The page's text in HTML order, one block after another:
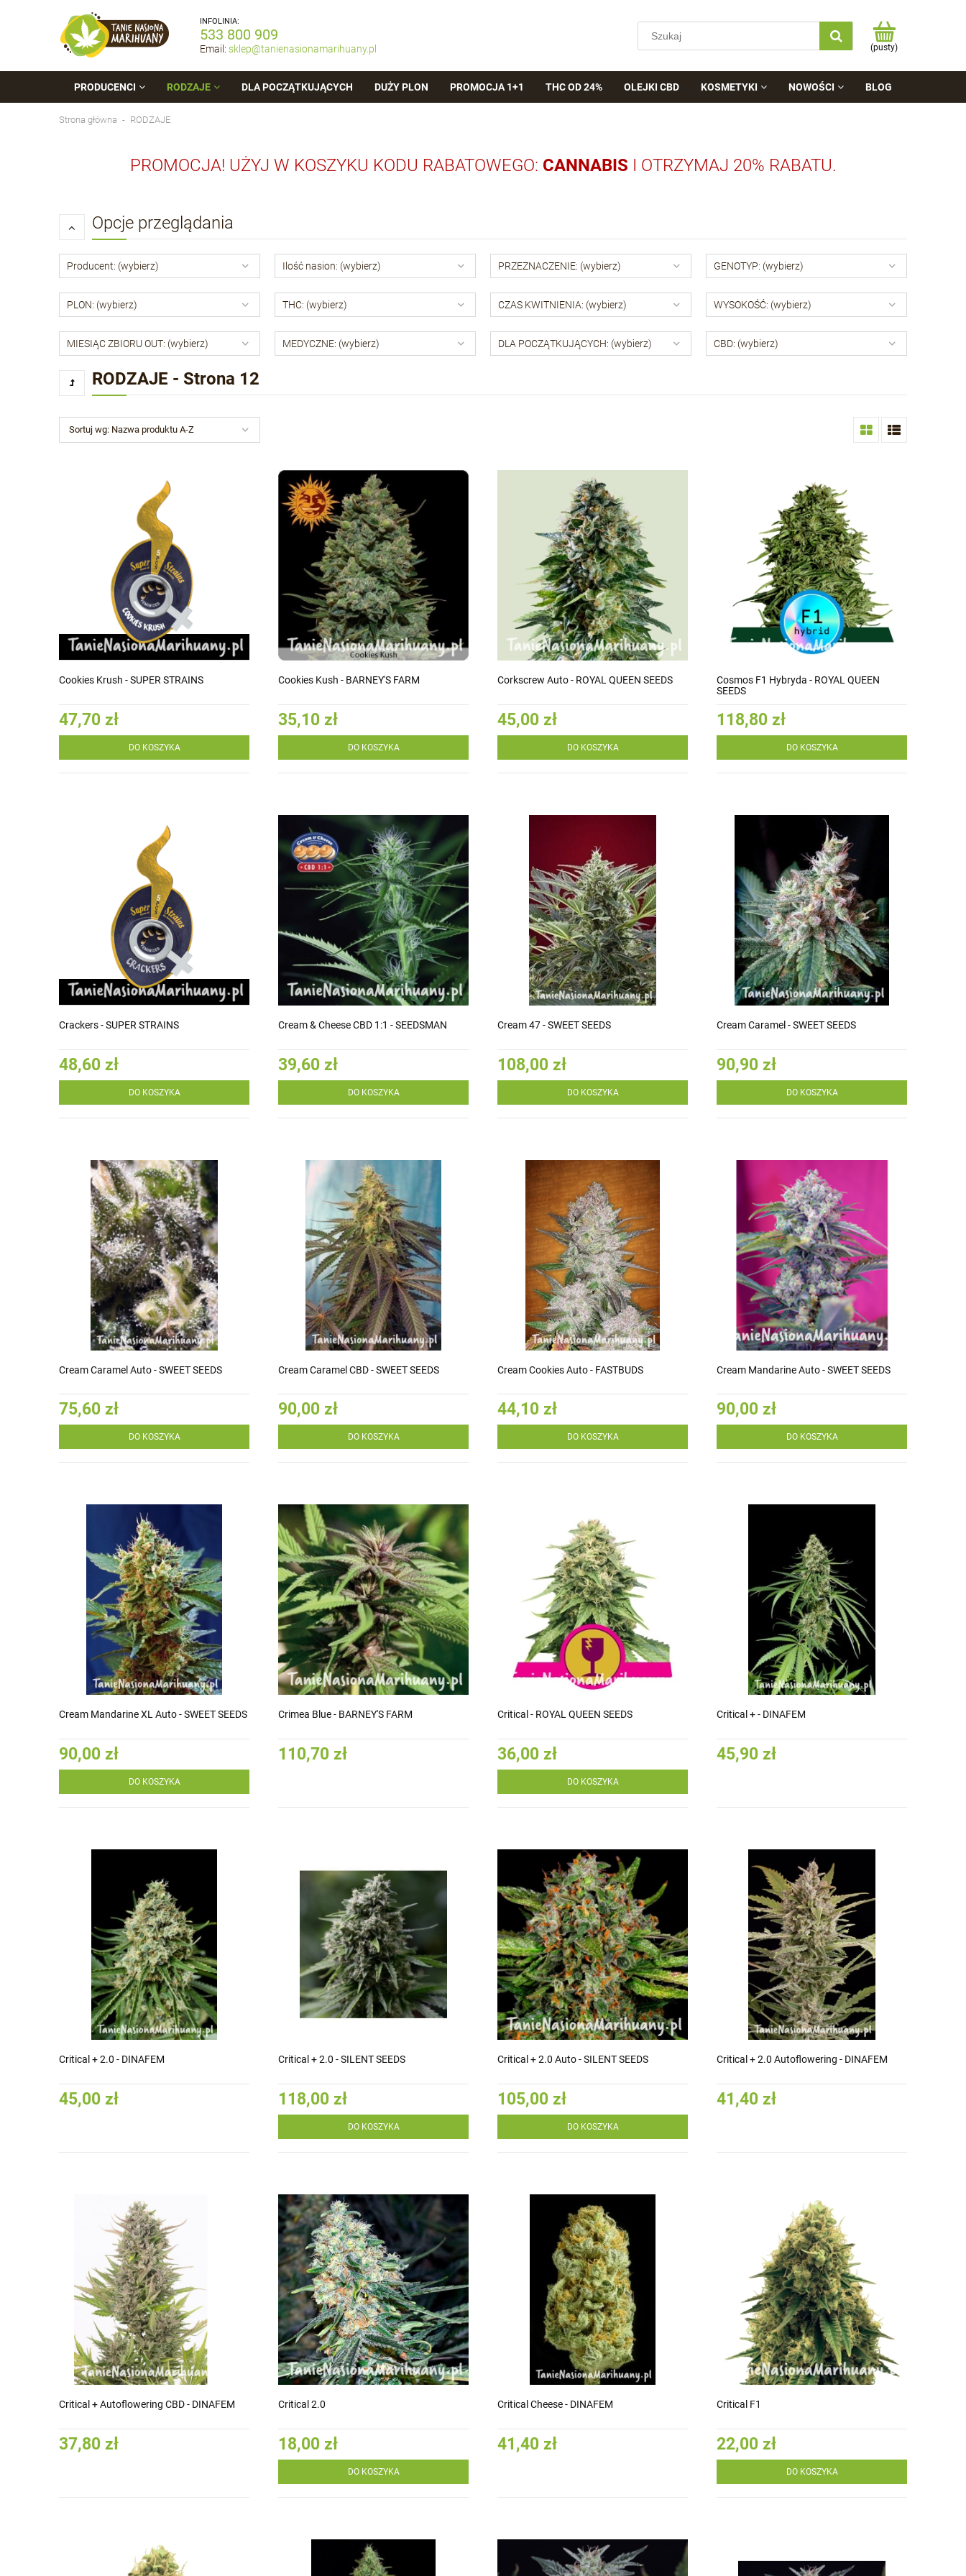
INFOLINIA:
533 800 909
Email: sklep@tanienasionamarihuany.pl (pusty)
PRODUCENCI RODZAJE DLA POCZĄTKUJĄCYCH DUŻY PLON PROMOCJA 1+1 THC OD 24% OLEJKI CBD KOSMETYKI NOWOŚCI BLOG
Strona główna RODZAJE
PROMOCJA! UŻYJ W KOSZYKU KODU RABATOWEGO: CANNABIS I OTRZYMAJ 20% RABATU.
Opcje przeglądania
Producent: (wybierz) Ilość nasion: (wybierz) PRZEZNACZENIE: (wybierz) GENOTYP: (wybierz)
PLON: (wybierz) THC: (wybierz) CZAS KWITNIENIA: (wybierz) WYSOKOŚĆ: (wybierz)
MIESIĄC ZBIORU OUT: (wybierz) MEDYCZNE: (wybierz) DLA POCZĄTKUJĄCYCH: (wybierz) CBD: (wybierz)
RODZAJE - Strona 12
Sortuj wg: Nazwa produktu A-Z
Cookies Krush - SUPER STRAINS
47,70 zł
DO KOSZYKA
Cookies Kush - BARNEY'S FARM
35,10 zł
DO KOSZYKA
Corkscrew Auto - ROYAL QUEEN SEEDS
45,00 zł
DO KOSZYKA
Cosmos F1 Hybryda - ROYAL QUEEN
SEEDS
118,80 zł
DO KOSZYKA
Crackers - SUPER STRAINS
48,60 zł
DO KOSZYKA
Cream & Cheese CBD 1:1 - SEEDSMAN
39,60 zł
DO KOSZYKA
Cream 47 - SWEET SEEDS
108,00 zł
DO KOSZYKA
Cream Caramel - SWEET SEEDS
90,90 zł
DO KOSZYKA
Cream Caramel Auto - SWEET SEEDS
75,60 zł
DO KOSZYKA
Cream Caramel CBD - SWEET SEEDS
90,00 zł
DO KOSZYKA
Cream Cookies Auto - FASTBUDS
44,10 zł
DO KOSZYKA
Cream Mandarine Auto - SWEET SEEDS
90,00 zł
DO KOSZYKA
Cream Mandarine XL Auto - SWEET SEEDS
90,00 zł
DO KOSZYKA
Crimea Blue - BARNEY'S FARM
110,70 zł
Critical - ROYAL QUEEN SEEDS
36,00 zł
DO KOSZYKA
Critical + - DINAFEM
45,90 zł
Critical + 2.0 - DINAFEM
45,00 zł
Critical + 2.0 - SILENT SEEDS
118,00 zł
DO KOSZYKA
Critical + 2.0 Auto - SILENT SEEDS
105,00 zł
DO KOSZYKA
Critical + 2.0 Autoflowering - DINAFEM
41,40 zł
Critical + Autoflowering CBD - DINAFEM
37,80 zł
Critical 2.0
18,00 zł
DO KOSZYKA
Critical Cheese - DINAFEM
41,40 zł
Critical F1
22,00 zł
DO KOSZYKA